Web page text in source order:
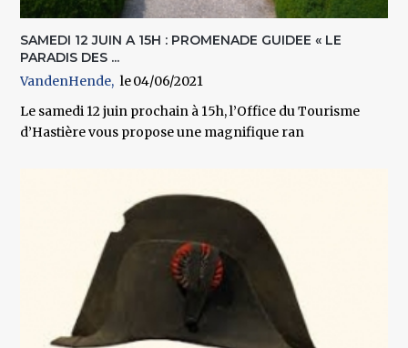
SAMEDI 12 JUIN A 15H : PROMENADE GUIDEE « LE
PARADIS DES ...
VandenHende
04/06/2021
Le samedi 12 juin prochain à 15h, l’Office du Tourisme
d’Hastière vous propose une magnifique ran